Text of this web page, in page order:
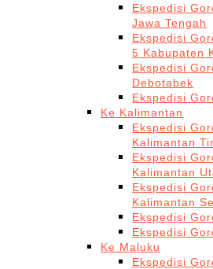
Ekspedisi
Jawa Tengah
Ekspedisi
5 Kabupaten
Ekspedisi
Debotabek
Ekspedisi
Ke Kalimantan
Ekspedisi
Kalimantan
Ekspedisi
Kalimantan
Ekspedisi
Kalimantan
Ekspedisi
Ekspedisi
Ke Maluku
Ekspedisi